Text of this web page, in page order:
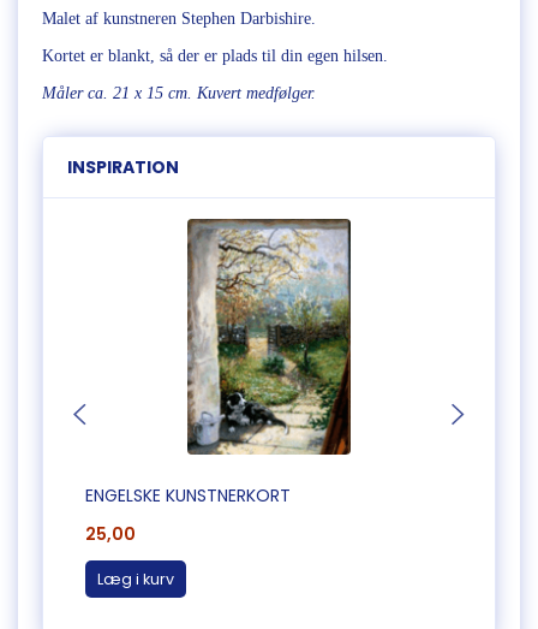
Malet af kunstneren Stephen Darbishire.
Kortet er blankt, så der er plads til din egen hilsen.
Måler ca. 21 x 15 cm. Kuvert medfølger.
INSPIRATION
ENGELSKE KUNSTNERKORT
25,00
Læg i kurv